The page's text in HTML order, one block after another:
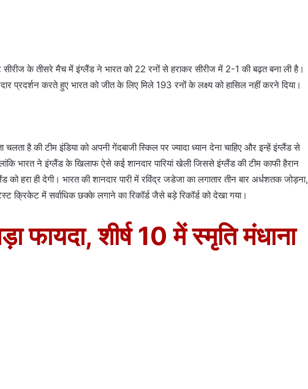
के तीसरे मैच में इंग्लैंड ने भारत को 22 रनों से हराकर सीरीज में 2-1 की बढ़त बना ली है।
प्रदर्शन करते हुए भारत को जीत के लिए मिले 193 रनों के लक्ष्य को हासिल नहीं करने दिया।
चलता है की टीम इंडिया को अपनी गेंदबाजी स्किल पर ज्यादा ध्यान देना चाहिए और इन्हें इंग्लैंड से
भारत ने इंग्लैंड के खिलाफ ऐसे कई शानदार पारियां खेली जिससे इंग्लैंड की टीम काफी हैरान
को हरा ही देगी। भारत की शानदार पारी में रविंद्र जडेजा का लगातार तीन बार अर्धशतक जोड़ना,
में सर्वाधिक छक्के लगाने का रिकॉर्ड जैसे बड़े रिकॉर्ड को देखा गया।
फायदा, शीर्ष 10 में स्मृति मंधाना